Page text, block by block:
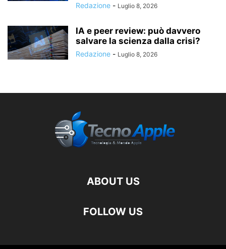
Redazione - Luglio 8, 2026
IA e peer review: può davvero
salvare la scienza dalla crisi?
Redazione - Luglio 8, 2026
ABOUT US
FOLLOW US